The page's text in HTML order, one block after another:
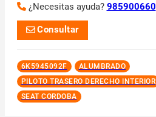
¿Necesitas ayuda? 985900660
Consultar
6K5945092F
ALUMBRADO
PILOTO TRASERO DERECHO INTERIOR
SEAT CORDOBA